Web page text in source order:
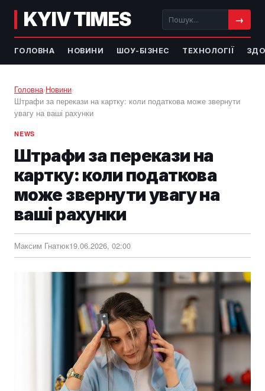
KYIV TIMES →
ГОЛОВНА НОВИНИ ШОУ-БІЗНЕС ТЕХНОЛОГІЇ
Головна›Новини›
Штрафи за перекази на картку: коли податкова може звернути
увагу на ваші рахунки
NEWS
Штрафи за перекази на
картку: коли податкова
може звернути увагу на
ваші рахунки
Максим Гнатюк19.06.2026, 02:00